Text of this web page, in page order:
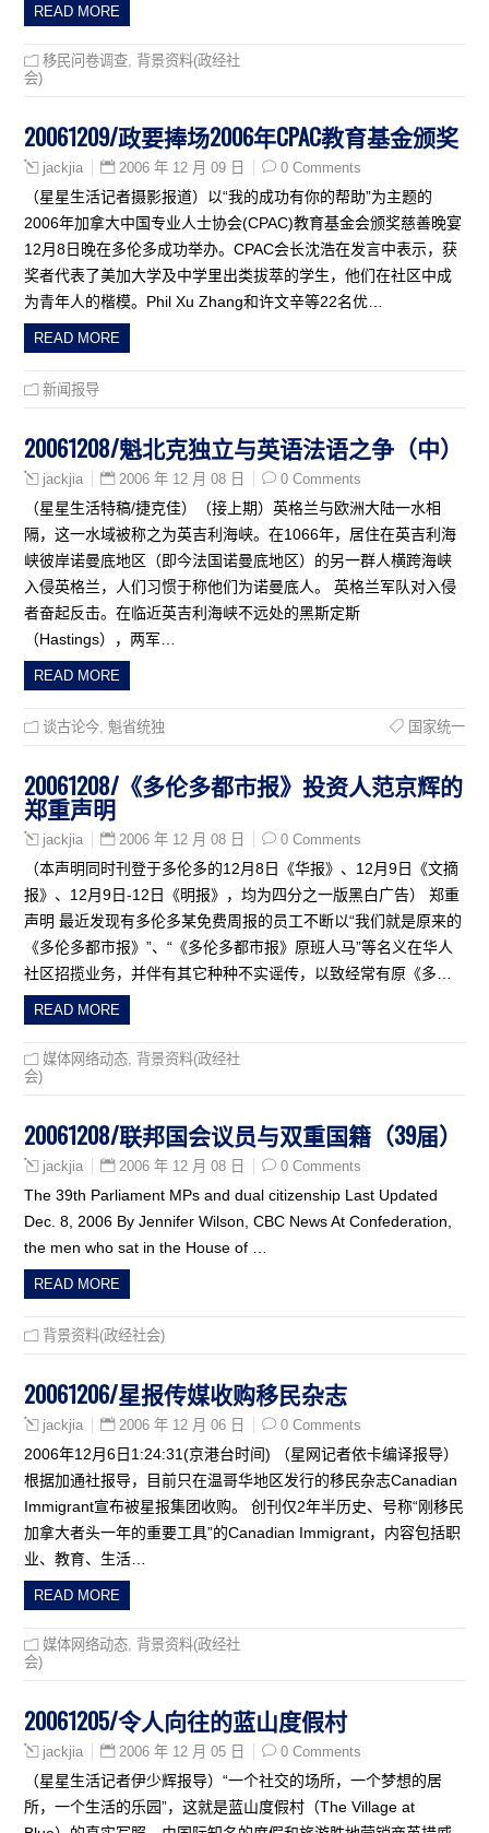
READ MORE
移民问卷调查 背景资料(政经社
会)
20061209/政要捧场2006年CPAC教育基金颁奖
jackjia 2006 年 12 月 09 日 0 Comments
（星星生活记者摄影报道）以“我的成功有你的帮助”为主题的
2006年加拿大中国专业人士协会(CPAC)教育基金会颁奖慈善晚宴
12月8日晚在多伦多成功举办。CPAC会长沈浩在发言中表示，获
奖者代表了美加大学及中学里出类拔萃的学生，他们在社区中成
为青年人的楷模。Phil Xu Zhang和许文辛等22名优…
READ MORE
新闻报导
20061208/魁北克独立与英语法语之争（中）
jackjia 2006 年 12 月 08 日 0 Comments
（星星生活特稿/捷克佳）（接上期）英格兰与欧洲大陆一水相
隔，这一水域被称之为英吉利海峡。在1066年，居住在英吉利海
峡彼岸诺曼底地区（即今法国诺曼底地区）的另一群人横跨海峡
入侵英格兰，人们习惯于称他们为诺曼底人。 英格兰军队对入侵
者奋起反击。在临近英吉利海峡不远处的黑斯定斯
（Hastings），两军…
READ MORE
谈古论今 魁省统独 国家统一
20061208/《多伦多都市报》投资人范京辉的
郑重声明
jackjia 2006 年 12 月 08 日 0 Comments
（本声明同时刊登于多伦多的12月8日《华报》、12月9日《文摘
报》、12月9日-12日《明报》，均为四分之一版黑白广告） 郑重
声明 最近发现有多伦多某免费周报的员工不断以“我们就是原来的
《多伦多都市报》”、“《多伦多都市报》原班人马”等名义在华人
社区招揽业务，并伴有其它种种不实谣传，以致经常有原《多…
READ MORE
媒体网络动态 背景资料(政经社
会)
20061208/联邦国会议员与双重国籍（39届）
jackjia 2006 年 12 月 08 日 0 Comments
The 39th Parliament MPs and dual citizenship Last Updated
Dec. 8, 2006 By Jennifer Wilson, CBC News At Confederation,
the men who sat in the House of …
READ MORE
背景资料(政经社会)
20061206/星报传媒收购移民杂志
jackjia 2006 年 12 月 06 日 0 Comments
2006年12月6日1:24:31(京港台时间) （星网记者依卡编译报导）
根据加通社报导，目前只在温哥华地区发行的移民杂志Canadian
Immigrant宣布被星报集团收购。 创刊仅2年半历史、号称“刚移民
加拿大者头一年的重要工具”的Canadian Immigrant，内容包括职
业、教育、生活…
READ MORE
媒体网络动态 背景资料(政经社
会)
20061205/令人向往的蓝山度假村
jackjia 2006 年 12 月 05 日 0 Comments
（星星生活记者伊少辉报导）“一个社交的场所，一个梦想的居
所，一个生活的乐园”，这就是蓝山度假村（The Village at